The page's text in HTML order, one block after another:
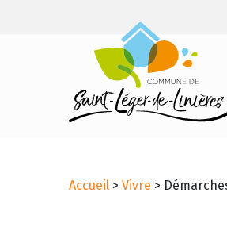
Accueil > Vivre >